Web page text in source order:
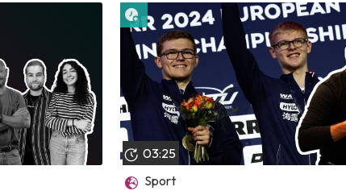
03:25
Sport
Lire plus tard